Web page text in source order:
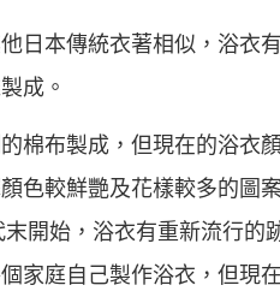
日本傳統衣著相似，浴衣
成。
棉布製成，但現在的浴衣
色較鮮艷及花樣較多的圖
開始，浴衣有重新流行
家庭自己製作浴衣，但現